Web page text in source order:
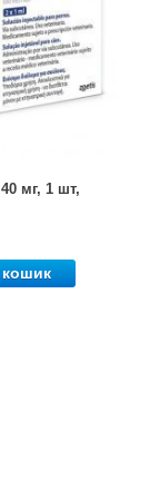
мг, 1 шт,